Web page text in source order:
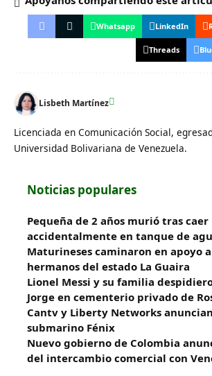
Whatsapp LinkedIn
Threads
Lisbeth Martínez
Licenciada en Comunicación Social,
Universidad Bolivariana de Venezuela.
Noticias populares
Pequeña de 2 años murió tras caer
accidentalmente en tanque de
Maturineses caminaron en apoyo
hermanos del estado La Guaira
Lionel Messi y su familia
Jorge en cementerio privado de
Cantv y Liberty Networks
submarino Fénix
Nuevo gobierno de Colombia
del intercambio comercial con